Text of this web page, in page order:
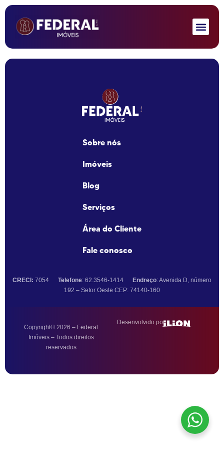
Sobre nós
Imóveis
Blog
Serviços
Área do Cliente
Fale conosco
CRECI: 7054 Telefone: 62.3546-1414 Endreço: Avenida D, número
192 – Setor Oeste CEP: 74140-160
Copyright© 2026 – Federal
Imóveis – Todos direitos
reservados
Desenvolvido por: